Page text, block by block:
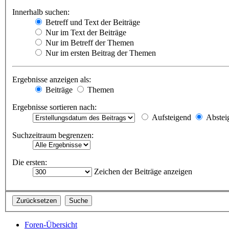
Innerhalb suchen:
Betreff und Text der Beiträge
Nur im Text der Beiträge
Nur im Betreff der Themen
Nur im ersten Beitrag der Themen
Ergebnisse anzeigen als:
Beiträge
Themen
Ergebnisse sortieren nach:
Aufsteigend
Suchzeitraum begrenzen:
Die ersten:
Zeichen der Beiträge anzeigen
Foren-Übersicht